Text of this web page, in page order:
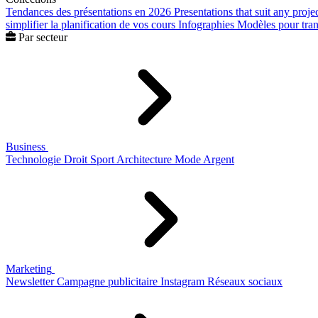
Tendances des présentations en 2026 Presentations that suit any
simplifier la planification de vos cours Infographies Modèles pour
Par secteur
Business
Technologie Droit Sport Architecture Mode Argent
Marketing
Newsletter Campagne publicitaire Instagram Réseaux sociaux